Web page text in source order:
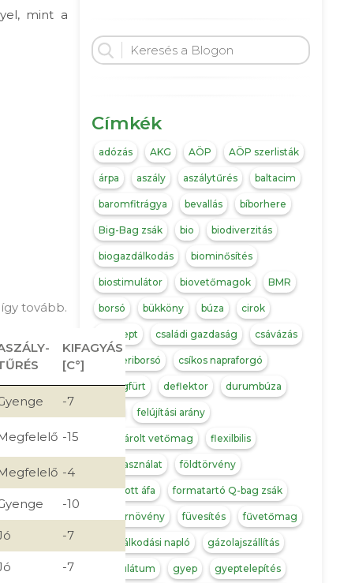
mint a
tovább.
KIFAGYÁS
[C°]
-7
-15
-4
-10
-7
-7
Címkék
adózás AKG AÖP AÖP szerlisták
árpa aszály aszálytűrés baltacim
baromfitrágya bevallás bíborhere
Big-Bag zsák bio biodiverzitás
biogazdálkodás biominősítés
biostimulátor biovetőmagok BMR
borsó bükköny búza cirok
concept családi gazdaság csávázás
csicseriborsó csíkos napraforgó
csillagfürt deflektor durumbúza
felújítási arány
fémzárolt vetőmag flexilbilis
földhasználat földtörvény
fordított áfa formatartó Q-bag zsák
fűszernövény füvesítés fűvetőmag
gazdálkodási napló gázolajszállítás
granulátum gyep gyeptelepítés